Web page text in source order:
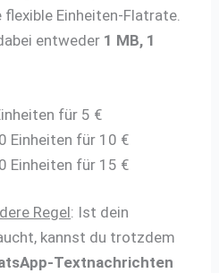
Einheiten-Flatrate.
entweder 1 MB, 1
für 5 €
Einheiten für 10 €
Einheiten für 15 €
Regel: Ist dein
kannst du trotzdem
Textnachrichten